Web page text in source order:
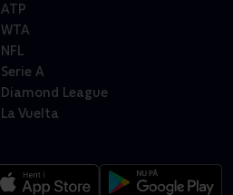
ATP
WTA
NFL
Serie A
Diamond League
La Vuelta